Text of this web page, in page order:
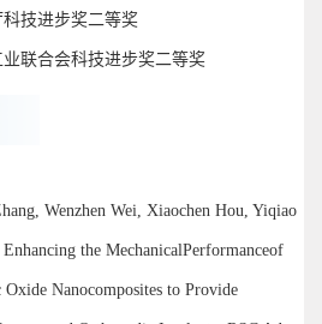
技进步奖二等奖
联合会科技进步奖二等奖
Wenzhen Wei, Xiaochen Hou, Yiqiao
the MechanicalPerformanceof
Nanocomposites to Provide